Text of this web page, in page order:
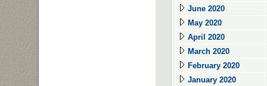
June 2020
May 2020
April 2020
March 2020
February 2020
January 2020